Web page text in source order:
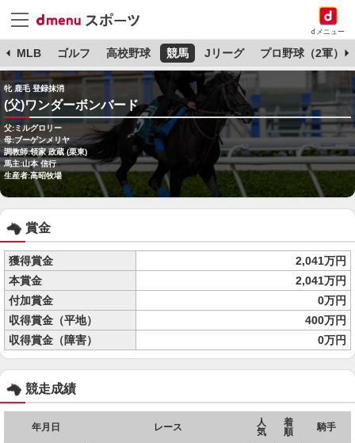
dメニュー
MLB ゴルフ 高校野球 競馬 Jリーグ プロ野球（2軍）
牝 鹿毛 登録抹消
(父)ワンダーボンバード
父:ミルグロリー
母:ブーゲンメリヤ
調教師:領家 政蔵 (栗東)
馬主:山本 信行
生産者:高昭牧場
賞金
獲得賞金
2,041万円
本賞金
2,041万円
付加賞金
0万円
収得賞金（平地）
400万円
収得賞金（障害）
0万円
競走成績
年月日 レース
人
気
着
順
騎手